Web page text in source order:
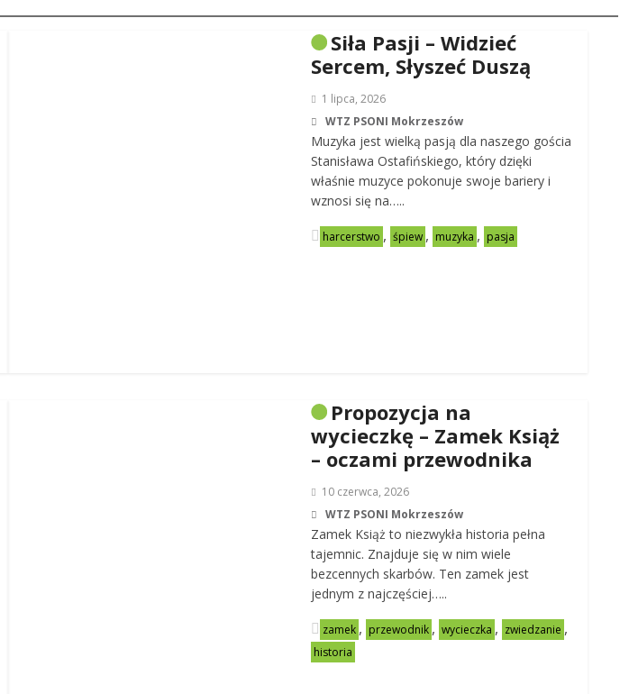
Siła Pasji – Widzieć
Sercem, Słyszeć Duszą
1 lipca, 2026
WTZ PSONI Mokrzeszów
Muzyka jest wielką pasją dla naszego gościa
Stanisława Ostafińskiego, który dzięki
właśnie muzyce pokonuje swoje bariery i
wznosi się na…..
harcerstwo , śpiew , muzyka , pasja
Propozycja na
wycieczkę – Zamek Książ
– oczami przewodnika
10 czerwca, 2026
WTZ PSONI Mokrzeszów
Zamek Książ to niezwykła historia pełna
tajemnic. Znajduje się w nim wiele
bezcennych skarbów. Ten zamek jest
jednym z najczęściej…..
zamek , przewodnik , wycieczka , zwiedzanie ,
historia